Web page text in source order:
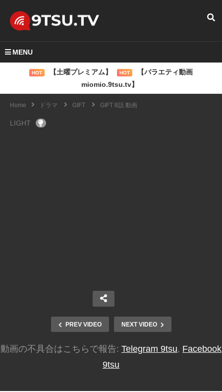
MENU
HOT 【土曜プレミアム】 HOT
【バラエティ動画
miomio.9tsu.tv】
Home ドラマ GIFT GIFT 8話 動画
LIGHT
PREV VIDEO NEXT VIDEO
動画の不具合はこちらで報告: Telegram 9tsu, Facebook
9tsu